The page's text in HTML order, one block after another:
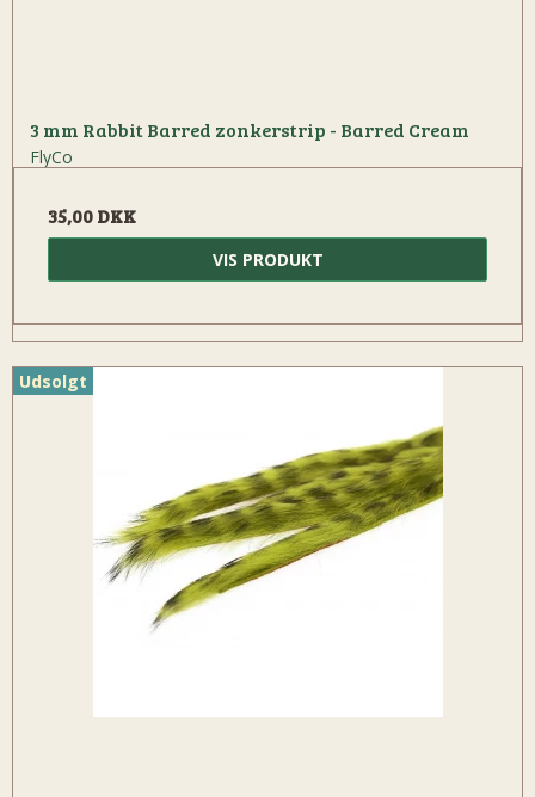
3 mm Rabbit Barred zonkerstrip - Barred Cream
FlyCo
35,00 DKK
VIS PRODUKT
Udsolgt